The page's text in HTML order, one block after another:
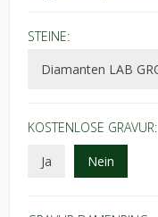
STEINE:
KOSTENLOSE GRAVUR:
Ja
Nein